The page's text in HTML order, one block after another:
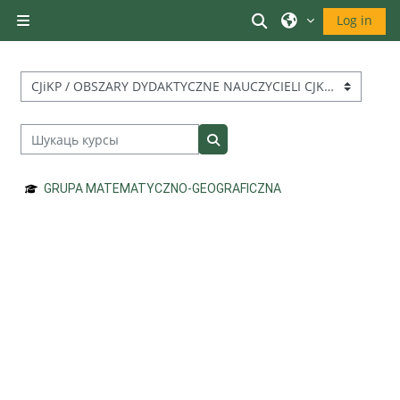
Пераключыць
Log in
Катэгорыі курсаў
Шукаць курсы
Шукаць курсы
GRUPA MATEMATYCZNO-GEOGRAFICZNA